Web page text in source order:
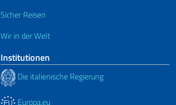
Sicher Reisen
Wir in der Welt
Institutionen
Die italienische Regierung
Europa.eu